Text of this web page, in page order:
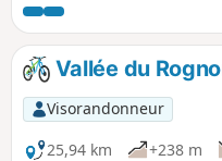
Vallée du
Visorandonneur
25,94 km
+238 m